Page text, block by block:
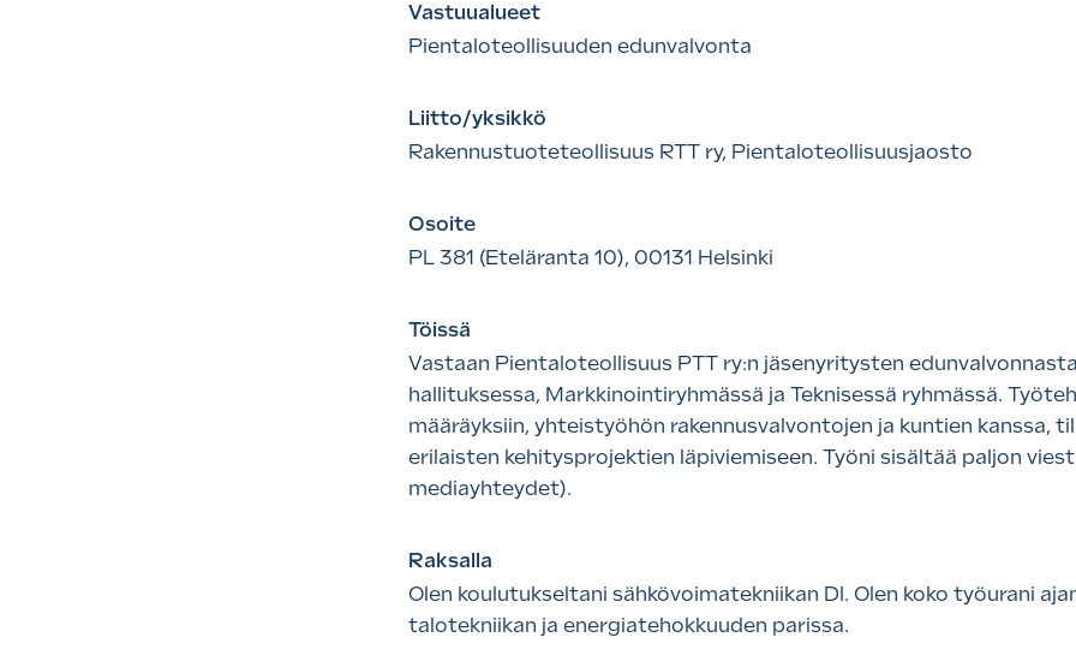
Vastuualueet
Pientaloteollisuuden edunvalvonta
Liitto/yksikkö
Rakennustuoteteollisuus RTT ry, Pientaloteollisuusjaosto
Osoite
PL 381 (Eteläranta 10), 00131 Helsinki
Töissä​
Vastaan Pientaloteollisuus PTT ry:n jäsenyritysten
hallituksessa, Markkinointiryhmässä ja Teknisessä ryhmässä.
määräyksiin, yhteistyöhön rakennusvalvontojen ja kuntien kanssa,
erilaisten kehitysprojektien läpiviemiseen. Työni sisältää paljon
mediayhteydet).
Raksalla​
Olen koulutukseltani sähkövoimatekniikan DI. Olen koko työurani
talotekniikan ja energiatehokkuuden parissa.